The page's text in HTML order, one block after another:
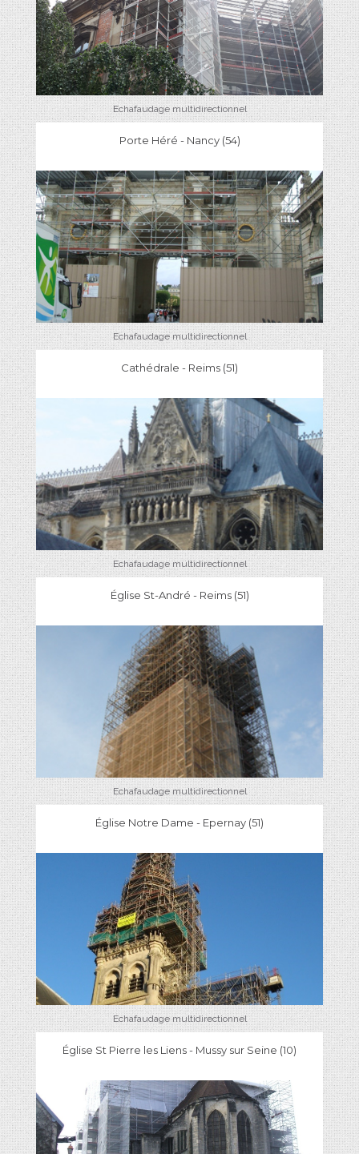
Echafaudage multidirectionnel
Porte Héré - Nancy (54)
Echafaudage multidirectionnel
Cathédrale - Reims (51)
Echafaudage multidirectionnel
Église St-André - Reims (51)
Echafaudage multidirectionnel
Église Notre Dame - Epernay (51)
Echafaudage multidirectionnel
Église St Pierre les Liens - Mussy sur Seine (10)